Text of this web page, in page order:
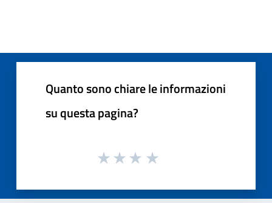
Quanto sono chiare le informazioni
su questa pagina?